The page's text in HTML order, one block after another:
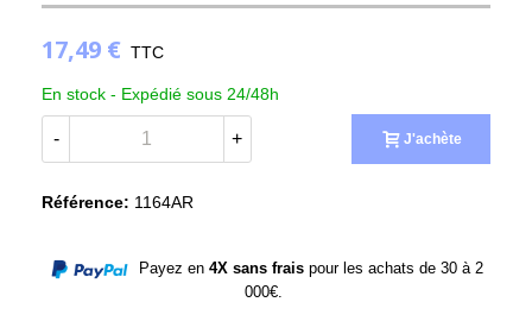
17,49 € TTC
En stock - Expédié sous 24/48h
- + J'achète
Référence: 1164AR
Payez en 4X sans fraispour les achats de 30 à 2
000€.